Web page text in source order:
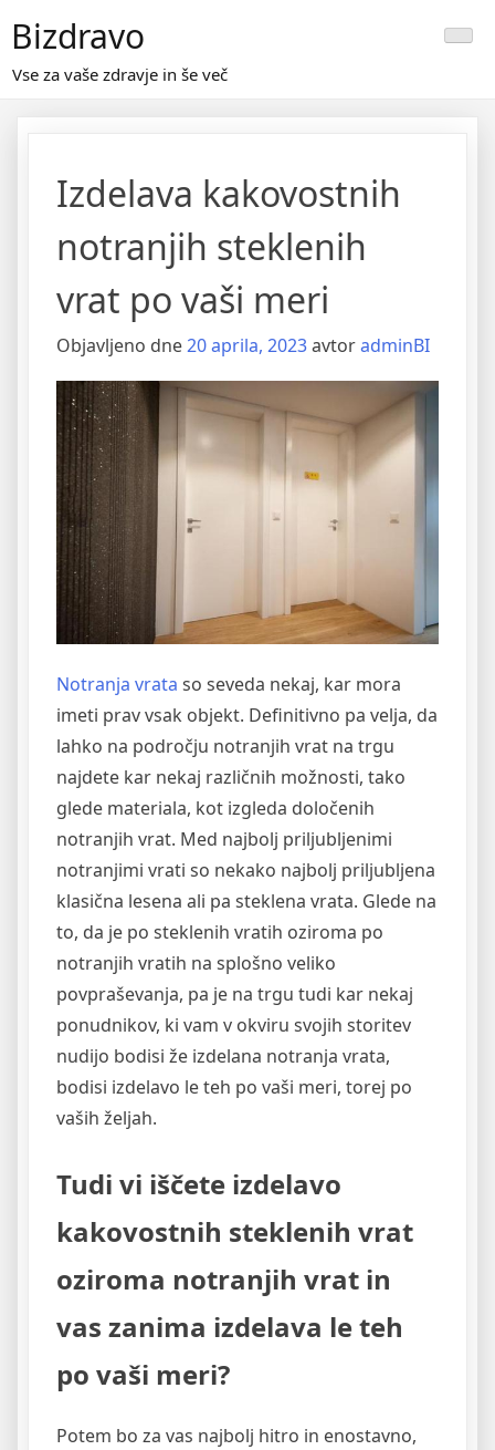
content
Bizdravo
Vse za vaše zdravje in še več
Izdelava kakovostnih
notranjih steklenih
vrat po vaši meri
Objavljeno dne20 aprila, 2023avtoradminBI
Notranja vrata so seveda nekaj, kar mora
imeti prav vsak objekt. Definitivno pa velja, da
lahko na področju notranjih vrat na trgu
najdete kar nekaj različnih možnosti, tako
glede materiala, kot izgleda določenih
notranjih vrat. Med najbolj priljubljenimi
notranjimi vrati so nekako najbolj priljubljena
klasična lesena ali pa steklena vrata. Glede na
to, da je po steklenih vratih oziroma po
notranjih vratih na splošno veliko
povpraševanja, pa je na trgu tudi kar nekaj
ponudnikov, ki vam v okviru svojih storitev
nudijo bodisi že izdelana notranja vrata,
bodisi izdelavo le teh po vaši meri, torej po
vaših željah.
Tudi vi iščete izdelavo
kakovostnih steklenih vrat
oziroma notranjih vrat in
vas zanima izdelava le teh
po vaši meri?
Potem bo za vas najbolj hitro in enostavno,